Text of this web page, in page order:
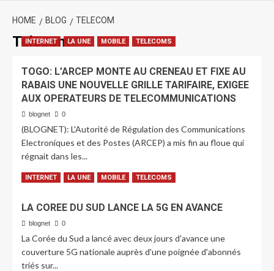
HOME BLOG TELECOM
Telecom
INTERNET LA UNE MOBILE TELECOMS
TOGO: L’ARCEP MONTE AU CRENEAU ET FIXE AU
RABAIS UNE NOUVELLE GRILLE TARIFAIRE, EXIGEE
AUX OPERATEURS DE TELECOMMUNICATIONS
blognet 0
(BLOGNET): L'Autorité de Régulation des Communications
Electroniques et des Postes (ARCEP) a mis fin au floue qui
régnait dans les...
LIRE PLUS
INTERNET LA UNE MOBILE TELECOMS
LA COREE DU SUD LANCE LA 5G EN AVANCE
blognet 0
La Corée du Sud a lancé avec deux jours d'avance une
couverture 5G nationale auprès d'une poignée d'abonnés
triés sur...